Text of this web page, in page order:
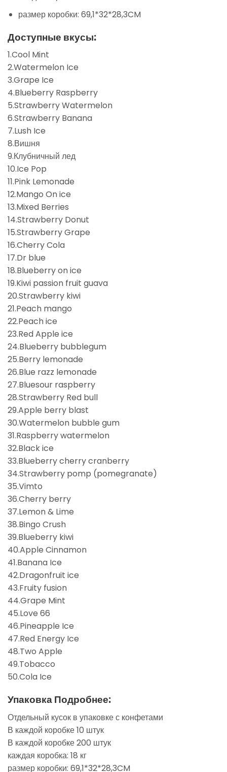
размер коробки: 69,1*32*28,3CM
Доступные вкусы:
1.Cool Mint
2.Watermelon Ice
3.Grape Ice
4.Blueberry Raspberry
5.Strawberry Watermelon
6.Strawberry Banana
7.Lush Ice
8.Вишня
9.Клубничный лед
10.Ice Pop
11.Pink Lemonade
12.Mango On ice
13.Mixed Berries
14.Strawberry Donut
15.Strawberry Grape
16.Cherry Cola
17.Dr blue
18.Blueberry on ice
19.Kiwi passion fruit guava
20.Strawberry kiwi
21.Peach mango
22.Peach ice
23.Red Apple ice
24.Blueberry bubblegum
25.Berry lemonade
26.Blue razz lemonade
27.Bluesour raspberry
28.Strawberry Red bull
29.Apple berry blast
30.Watermelon bubble gum
31.Raspberry watermelon
32.Black ice
33.Blueberry cherry cranberry
34.Strawberry pomp (pomegranate)
35.Vimto
36.Cherry berry
37.Lemon & Lime
38.Bingo Crush
39.Blueberry kiwi
40.Apple Cinnamon
41.Banana Ice
42.Dragonfruit ice
43.Fruity fusion
44.Grape Mint
45.Love 66
46.Pineapple Ice
47.Red Energy Ice
48.Two Apple
49.Tobacco
50.Cola Ice
Упаковка Подробнее:
Отдельный кусок в упаковке с конфетами
В каждой коробке 10 штук
В каждой коробке 200 штук
каждая коробка: 18 кг
размер коробки: 69,1*32*28,3CM